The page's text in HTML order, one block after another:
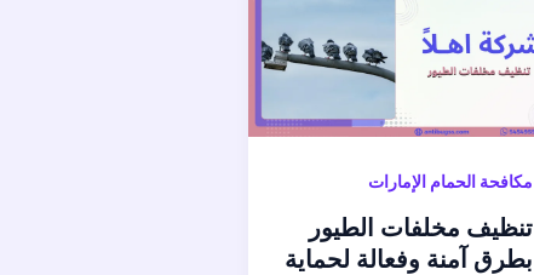
مكافحة الحمام الإمارات
تنظيف مخلفات الطيور
بطرق آمنة وفعالة لحماية